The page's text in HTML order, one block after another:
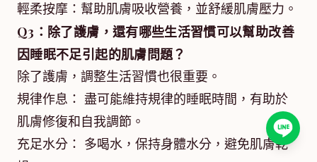
輕柔按摩：幫助肌膚吸收營養，並舒緩肌膚壓力。
Q3：除了護膚，還有哪些生活習慣可以幫助改善
因睡眠不足引起的肌膚問題？
除了護膚，調整生活習慣也很重要。
規律作息： 盡可能維持規律的睡眠時間，有助於
肌膚修復和自我調節。
充足水分： 多喝水，保持身體水分，避免肌膚乾